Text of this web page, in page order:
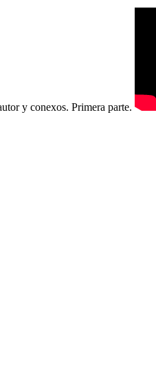
y conexos. Primera parte.